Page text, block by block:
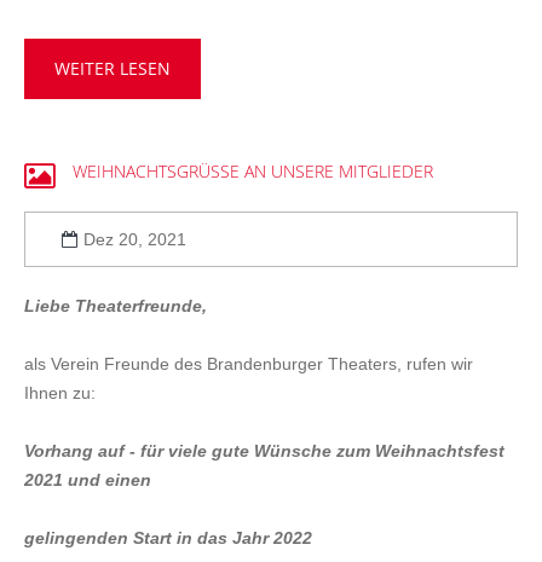
WEITER LESEN
WEIHNACHTSGRÜSSE AN UNSERE MITGLIEDER
Dez 20, 2021
Liebe Theaterfreunde,
als Verein Freunde des Brandenburger Theaters, rufen wir
Ihnen zu:
Vorhang auf - für viele gute Wünsche zum Weihnachtsfest
2021 und einen
gelingenden Start in das Jahr 2022